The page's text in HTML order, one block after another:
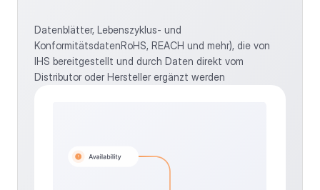
Datenblätter, Lebenszyklus- und
KonformitätsdatenRoHS, REACH und mehr), die von
IHS bereitgestellt und durch Daten direkt vom
Distributor oder Hersteller ergänzt werden